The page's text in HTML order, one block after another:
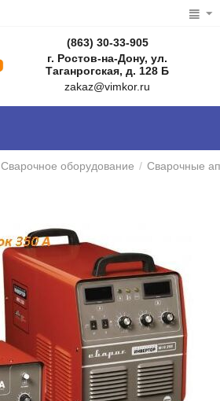
(863) 30-33-905
г. Ростов-на-Дону, ул.
Таганрогская, д. 128 Б
zakaz@vimkor.ru
Сварочное оборудование / Сварочные